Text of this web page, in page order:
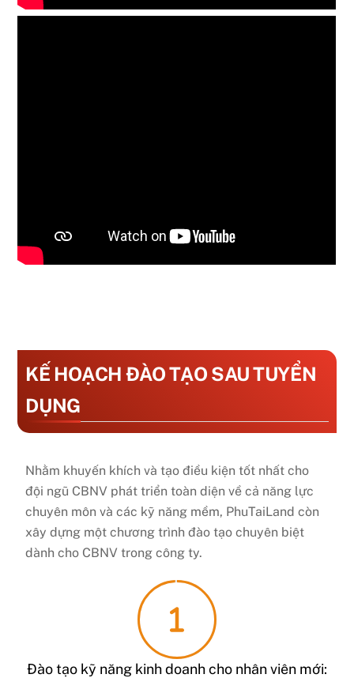
KẾ HOẠCH ĐÀO TẠO SAU TUYỂN
DỤNG
Nhằm khuyến khích và tạo điều kiện tốt nhất cho
đội ngũ CBNV phát triển toàn diện về cả năng lực
chuyên môn và các kỹ năng mềm, PhuTaiLand còn
xây dựng một chương trình đào tạo chuyên biệt
dành cho CBNV trong công ty.
Đào tạo kỹ năng kinh doanh cho nhân viên mới: